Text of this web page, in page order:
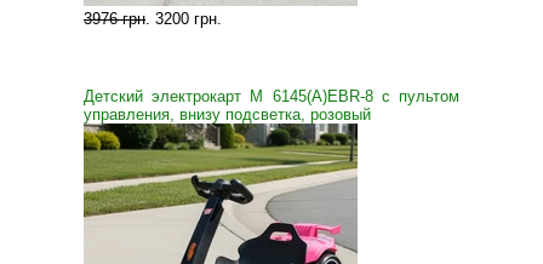
3976 грн. 3200 грн.
Детский электрокарт M 6145(A)EBR-8 с пультом
управления, внизу подсветка, розовый